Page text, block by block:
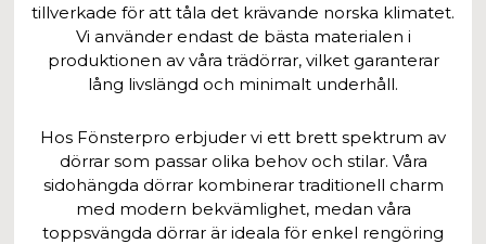
tillverkade för att tåla det krävande norska klimatet.
Vi använder endast de bästa materialen i
produktionen av våra trädörrar, vilket garanterar
lång livslängd och minimalt underhåll.
Hos Fönsterpro erbjuder vi ett brett spektrum av
dörrar som passar olika behov och stilar. Våra
sidohängda dörrar kombinerar traditionell charm
med modern bekvämlighet, medan våra
toppsvängda dörrar är ideala för enkel rengöring